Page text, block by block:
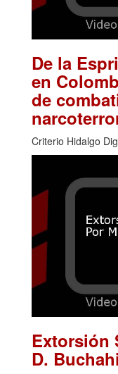
De la
en
de
Criterio Hidalgo
Extorsión
D.